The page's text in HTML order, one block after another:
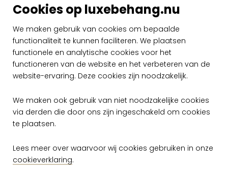
Cookies op luxebehang.nu
We maken gebruik van cookies om bepaalde
functionaliteit te kunnen faciliteren. We plaatsen
functionele en analytische cookies voor het
functioneren van de website en het verbeteren van de
website-ervaring. Deze cookies zijn noodzakelijk.
We maken ook gebruik van niet noodzakelijke cookies
via derden die door ons zijn ingeschakeld om cookies
te plaatsen.
Lees meer over waarvoor wij cookies gebruiken in onze
cookieverklaring.
Arte Travellers
Tantor 11082
€ 149,00 per rol
Arte Travellers
Tantor 11083
€ 149,00 per rol